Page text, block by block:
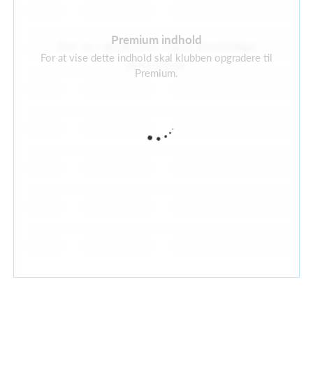
Premium indhold
For at vise dette indhold skal klubben opgradere til
Premium.
Der er i øjeblikket ingen fremtidige
aktiviteter